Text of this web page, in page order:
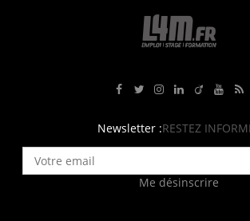
Newsletter :RESTEZ
Me désinscrire